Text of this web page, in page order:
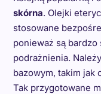
skórna. Olejki
stosowane
ponieważ są
podrażnienia.
bazowym, takim jak
Tak przygotowane